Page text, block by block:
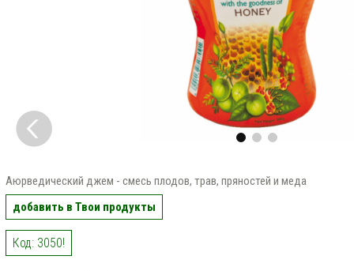
Аюрведический джем - смесь плодов, трав, пряностей и меда
добавить в Твои продукты
Код: 3050!